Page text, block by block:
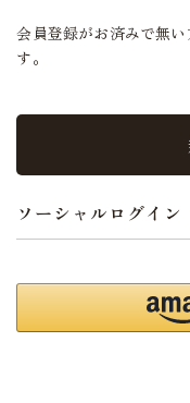
会員登録がお済みで無
す。
ソーシャルログイン